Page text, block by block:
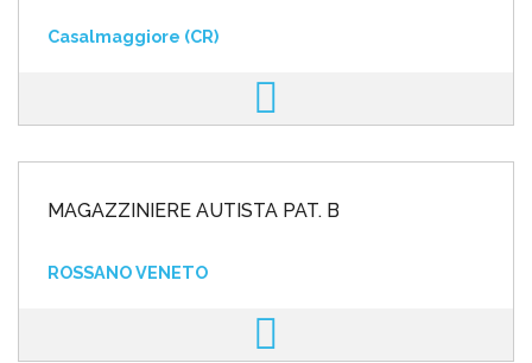
Casalmaggiore (CR)
MAGAZZINIERE AUTISTA PAT. B
ROSSANO VENETO